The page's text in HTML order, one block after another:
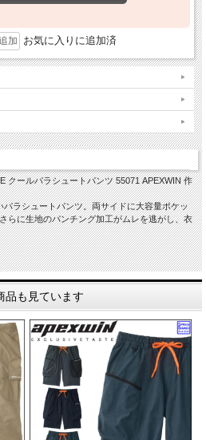
お気に入りに追加済
クールパラシュートパンツ 55071 APEXWIN 作
ラシュートパンツ。両サイドに大容量ポケッ
らに生地のパンチング加工がムレを逃がし、衣
品も見ています